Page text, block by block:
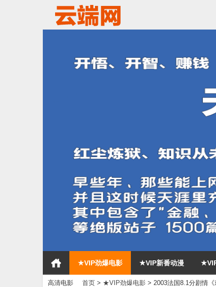
★VIP劲爆电影 ★VIP新番动漫
高清电影 首页 > ★VIP劲爆电影 > 2003法国8.1分剧情